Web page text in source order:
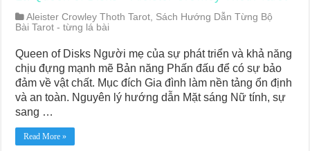
Aleister Crowley Thoth Tarot, Sách Hướng Dẫn Từng Bộ
Bài Tarot - từng lá bài
Queen of Disks Người mẹ của sự phát triển và khả năng
chịu đựng mạnh mẽ Bản năng Phấn đấu để có sự bảo
đảm về vật chất. Mục đích Gia đình làm nền tảng ổn định
và an toàn. Nguyên lý hướng dẫn Mặt sáng Nữ tính, sự
sang …
Read More »